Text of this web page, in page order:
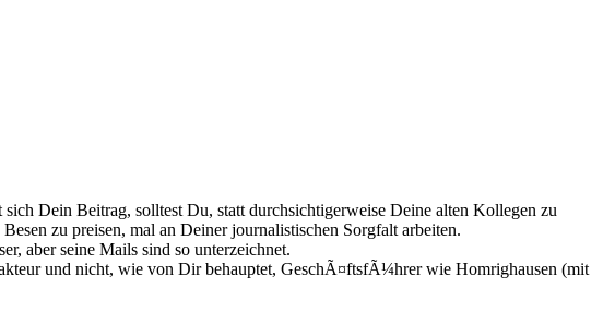
Dein Beitrag, solltest Du, statt durchsichtigerweise Deine alten Kollegen zu
zu preisen, mal an Deiner journalistischen Sorgfalt arbeiten.
aber seine Mails sind so unterzeichnet.
und nicht, wie von Dir behauptet, GeschÃ¤ftsfÃ¼hrer wie Homrighausen (mit